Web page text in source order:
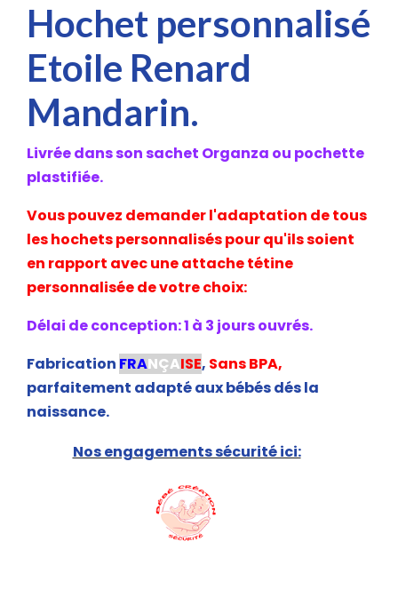
Hochet personnalisé
Etoile Renard
Mandarin.
Livrée dans son sachet Organza ou pochette
plastifiée.
Vous pouvez demander l'adaptation de tous
les hochets personnalisés pour qu'ils soient
en rapport avec une attache tétine
personnalisée de votre choix:
Délai de conception: 1 à 3 jours ouvrés.
Fabrication FRANÇAISE, Sans BPA,
parfaitement adapté aux bébés dés la
naissance.
Nos engagements sécurité ici: